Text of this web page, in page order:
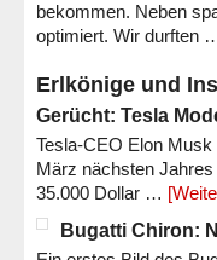
bekommen. Neben
optimiert. Wir durften
Erlkönige und
Gerücht: Tesla
Tesla-CEO Elon
März nächsten
35.000 Dollar …
Bugatti Chiron: